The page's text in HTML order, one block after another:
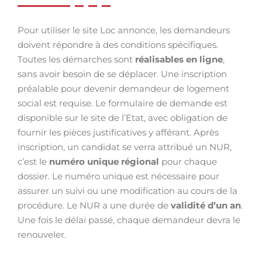
Pour utiliser le site Loc annonce, les demandeurs
doivent répondre à des conditions spécifiques.
Toutes les démarches sont réalisables en ligne,
sans avoir besoin de se déplacer. Une inscription
préalable pour devenir demandeur de logement
social est requise. Le formulaire de demande est
disponible sur le site de l’Etat, avec obligation de
fournir les pièces justificatives y afférant. Après
inscription, un candidat se verra attribué un NUR,
c’est le numéro unique régional pour chaque
dossier. Le numéro unique est nécessaire pour
assurer un suivi ou une modification au cours de la
procédure. Le NUR a une durée de validité d’un an.
Une fois le délai passé, chaque demandeur devra le
renouveler.